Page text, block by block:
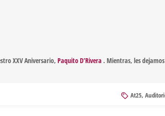
XXV Aniversario, Paquito D’Rivera . Mientras, les
At25,